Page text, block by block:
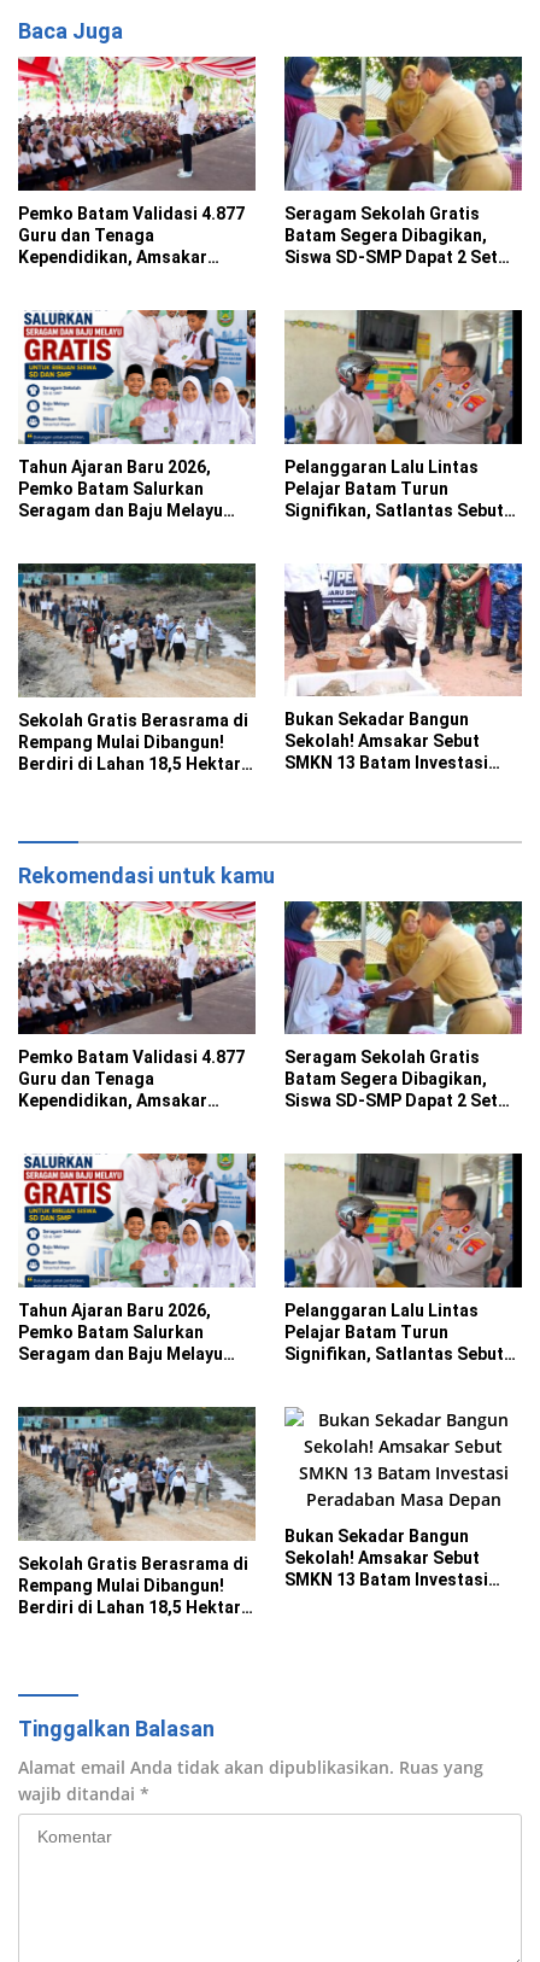
Baca Juga
Pemko Batam Validasi 4.877
Guru dan Tenaga
Kependidikan, Amsakar
Seragam Sekolah Gratis
Batam Segera Dibagikan,
Siswa SD-SMP Dapat 2 Set
Tahun Ajaran Baru 2026,
Pemko Batam Salurkan
Seragam dan Baju Melayu
Pelanggaran Lalu Lintas
Pelajar Batam Turun
Signifikan, Satlantas Sebut
Sekolah Gratis Berasrama di
Rempang Mulai Dibangun!
Berdiri di Lahan 18,5 Hektare,
Bukan Sekadar Bangun
Sekolah! Amsakar Sebut
SMKN 13 Batam Investasi
Rekomendasi untuk kamu
Pemko Batam Validasi 4.877
Guru dan Tenaga
Kependidikan, Amsakar
Seragam Sekolah Gratis
Batam Segera Dibagikan,
Siswa SD-SMP Dapat 2 Set
Tahun Ajaran Baru 2026,
Pemko Batam Salurkan
Seragam dan Baju Melayu
Pelanggaran Lalu Lintas
Pelajar Batam Turun
Signifikan, Satlantas Sebut
Sekolah Gratis Berasrama di
Rempang Mulai Dibangun!
Berdiri di Lahan 18,5 Hektare,
Bukan Sekadar Bangun
Sekolah! Amsakar Sebut
SMKN 13 Batam Investasi
Tinggalkan Balasan
Alamat email Anda tidak akan dipublikasikan. Ruas yang
wajib ditandai *